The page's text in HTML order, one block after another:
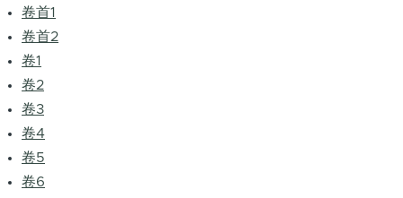
卷首1
卷首2
卷1
卷2
卷3
卷4
卷5
卷6